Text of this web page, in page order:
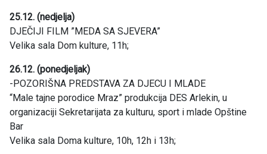
25.12. (nedjelja)
DJEČIJI FILM ”MEDA SA SJEVERA”
Velika sala Dom kulture, 11h;
26.12. (ponedjeljak)
-POZORIŠNA PREDSTAVA ZA DJECU I MLADE
“Male tajne porodice Mraz” produkcija DES Arlekin, u
organizaciji Sekretarijata za kulturu, sport i mlade Opštine
Bar
Velika sala Doma kulture, 10h, 12h i 13h;